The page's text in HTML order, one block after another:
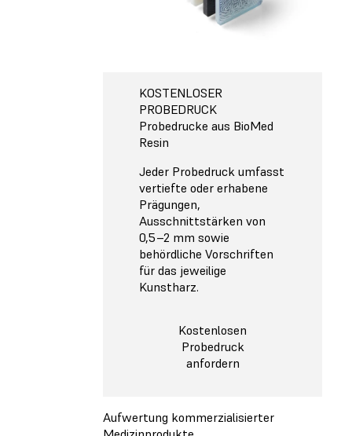
KOSTENLOSER
PROBEDRUCK
Probedrucke aus BioMed
Resin
Jeder Probedruck umfasst
vertiefte oder erhabene
Prägungen,
Ausschnittstärken von
0,5–2 mm sowie
behördliche Vorschriften
für das jeweilige
Kunstharz.
Kostenlosen
Probedruck
anfordern
Aufwertung kommerzialisierter